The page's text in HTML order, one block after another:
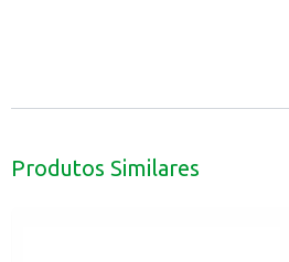
Produtos Similares